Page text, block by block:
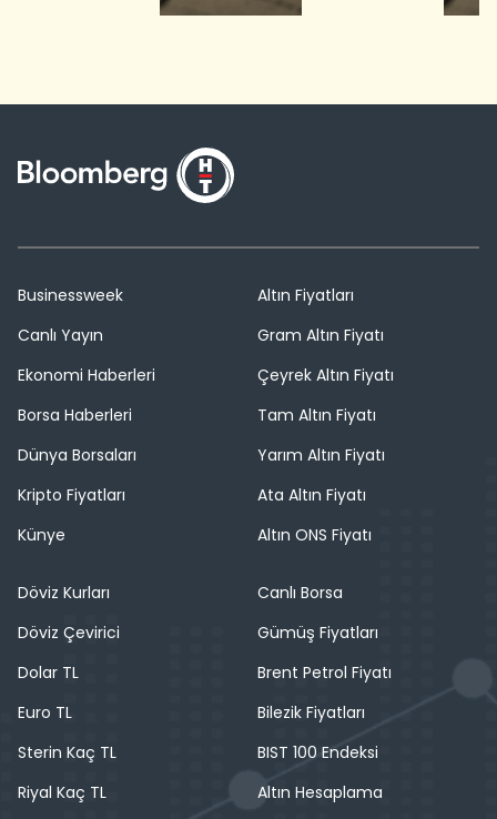
Businessweek
Canlı Yayın
Ekonomi Haberleri
Borsa Haberleri
Dünya Borsaları
Kripto Fiyatları
Künye
Altın Fiyatları
Gram Altın Fiyatı
Çeyrek Altın Fiyatı
Tam Altın Fiyatı
Yarım Altın Fiyatı
Ata Altın Fiyatı
Altın ONS Fiyatı
Döviz Kurları
Döviz Çevirici
Dolar TL
Euro TL
Sterin Kaç TL
Riyal Kaç TL
Canlı Borsa
Gümüş Fiyatları
Brent Petrol Fiyatı
Bilezik Fiyatları
BIST 100 Endeksi
Altın Hesaplama